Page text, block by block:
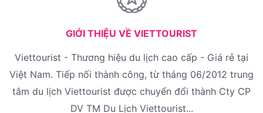
GIỚI THIỆU VỀ VIETTOURIST
Viettourist - Thương hiệu du lịch cao cấp - Giá rẻ tại
Việt Nam. Tiếp nối thành công, từ tháng 06/2012 trung
tâm du lịch Viettourist được chuyển đổi thành Cty CP
DV TM Du Lịch Viettourist...